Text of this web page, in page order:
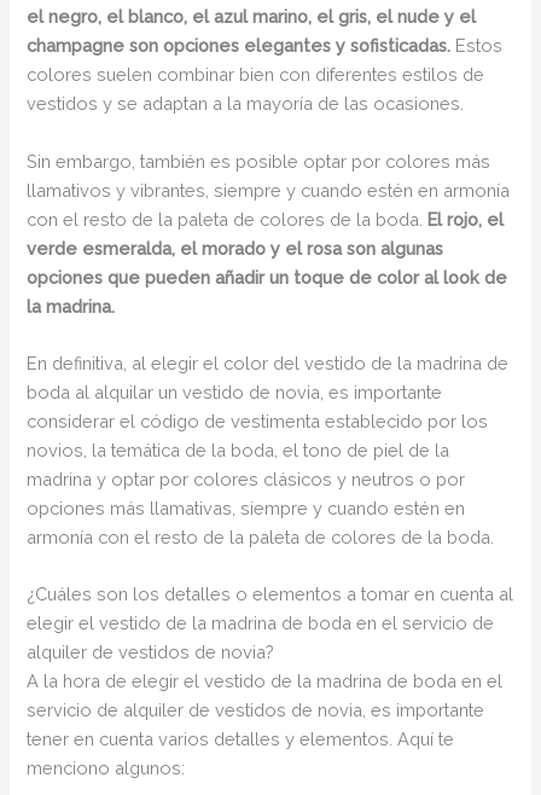
el negro, el blanco, el azul marino, el gris, el nude y el
champagne son opciones elegantes y sofisticadas. Estos
colores suelen combinar bien con diferentes estilos de
vestidos y se adaptan a la mayoría de las ocasiones.
Sin embargo, también es posible optar por colores más
llamativos y vibrantes, siempre y cuando estén en armonía
con el resto de la paleta de colores de la boda. El rojo, el
verde esmeralda, el morado y el rosa son algunas
opciones que pueden añadir un toque de color al look de
la madrina.
En definitiva, al elegir el color del vestido de la madrina de
boda al alquilar un vestido de novia, es importante
considerar el código de vestimenta establecido por los
novios, la temática de la boda, el tono de piel de la
madrina y optar por colores clásicos y neutros o por
opciones más llamativas, siempre y cuando estén en
armonía con el resto de la paleta de colores de la boda.
¿Cuáles son los detalles o elementos a tomar en cuenta al
elegir el vestido de la madrina de boda en el servicio de
alquiler de vestidos de novia?
A la hora de elegir el vestido de la madrina de boda en el
servicio de alquiler de vestidos de novia, es importante
tener en cuenta varios detalles y elementos. Aquí te
menciono algunos: